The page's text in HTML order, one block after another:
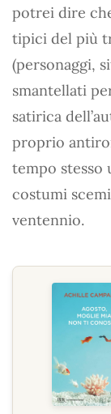
potrei dire
tipici del più
(personaggi,
smantellati
satirica
proprio
tempo
costumi
ventennio.